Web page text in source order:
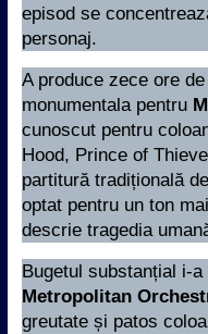
episod se
personaj.
A produce zece ore
monumentala pentru
cunoscut pentru
Hood, Prince of
partitură tradițională
optat pentru un ton
descrie tragedia
Bugetul substanțial i-
Metropolitan
greutate și patos